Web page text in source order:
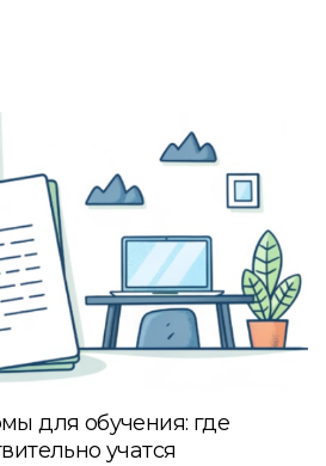
для обучения: где
учатся